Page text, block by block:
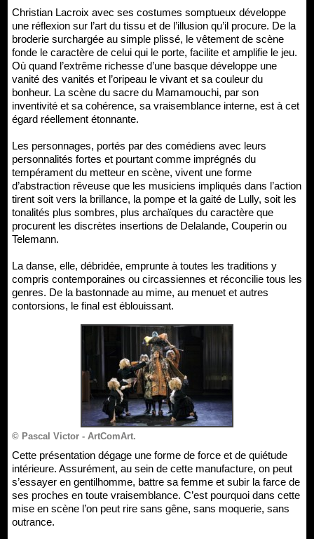
Christian Lacroix avec ses costumes somptueux développe
une réflexion sur l’art du tissu et de l’illusion qu’il procure. De la
broderie surchargée au simple plissé, le vêtement de scène
fonde le caractère de celui qui le porte, facilite et amplifie le jeu.
Où quand l’extrême richesse d’une basque développe une
vanité des vanités et l’oripeau le vivant et sa couleur du
bonheur. La scène du sacre du Mamamouchi, par son
inventivité et sa cohérence, sa vraisemblance interne, est à cet
égard réellement étonnante.
Les personnages, portés par des comédiens avec leurs
personnalités fortes et pourtant comme imprégnés du
tempérament du metteur en scène, vivent une forme
d’abstraction rêveuse que les musiciens impliqués dans l’action
tirent soit vers la brillance, la pompe et la gaité de Lully, soit les
tonalités plus sombres, plus archaïques du caractère que
procurent les discrètes insertions de Delalande, Couperin ou
Telemann.
La danse, elle, débridée, emprunte à toutes les traditions y
compris contemporaines ou circassiennes et réconcilie tous les
genres. De la bastonnade au mime, au menuet et autres
contorsions, le final est éblouissant.
© Pascal Victor - ArtComArt.
Cette présentation dégage une forme de force et de quiétude
intérieure. Assurément, au sein de cette manufacture, on peut
s’essayer en gentilhomme, battre sa femme et subir la farce de
ses proches en toute vraisemblance. C’est pourquoi dans cette
mise en scène l’on peut rire sans gêne, sans moquerie, sans
outrance.